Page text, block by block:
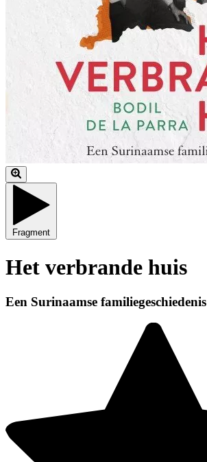
Fragment
Het verbrande huis
Een Surinaamse familiegeschiedenis